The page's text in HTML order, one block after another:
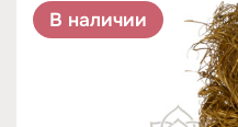
В наличии